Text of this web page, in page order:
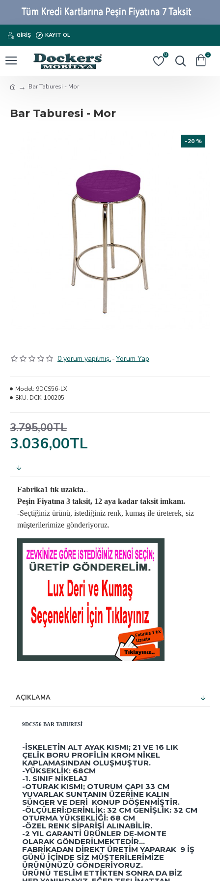
GIRIŞ KAYIT OL
0 0
Bar Taburesi - Mor
Bar Taburesi - Mor
-20 %
0 yorum yapılmış. -Yorum Yap
3.036,00TL
3.795,00TL
Model: 9DCS56-LX
SKU: DCK-100205
Fabrika1 tık uzakta...
Peşin Fiyatına 3 taksit, 12 aya kadar taksit imkanı.
-Seçtiğiniz ürünü, istediğiniz renk, kumaş ile üreterek, siz
müşterilerimize gönderiyoruz.
AÇIKLAMA
9DCS56 BAR TABURESI
-İSKELETIN ALT AYAK KISMI; 21 VE 16 LIK
ÇELIK BORU PROFILIN KROM NIKEL
KAPLAMASINDAN OLUŞMUŞTUR.
-YÜKSEKLIK: 68CM
-1. SINIF NIKELAJ
-OTURAK KISMI; OTURUM ÇAPI 33 CM
YUVARLAK SUNTANIN ÜZERINE KALIN
SÜNGER VE DERI KONUP DÖŞENMIŞTIR.
-ÖLÇÜLERI:DERINLIK: 32 CM GENIŞLIK: 32 CM
OTURMA YÜKSEKLIĞI: 68 CM
-ÖZEL RENK SIPARIŞI ALINABILIR.
-2 YIL GARANTI ÜRÜNLER DE-MONTE
OLARAK GÖNDERILMEKTEDIR...
FABRIKADAN DIREKT ÜRETIM YAPARAK 9 IŞ
GÜNÜ IÇINDE SIZ MÜŞTERILERIMIZE
ÜRÜNÜNÜZÜ GÖNDERIYORUZ.
ÜRÜNÜ TESLIM ETTIKTEN SONRA DA BIZ